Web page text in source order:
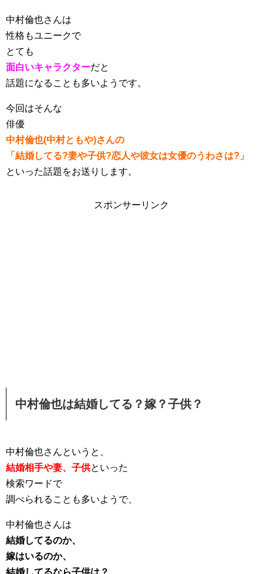
中村倫也さんは
性格もユニークで
とても
面白いキャラクターだと
話題になることも多いようです。
今回はそんな
俳優
中村倫也(中村ともや)さんの
「結婚してる?妻や子供?恋人や彼女は女優のうわさは?」
といった話題をお送りします。
スポンサーリンク
中村倫也は結婚してる？嫁？子供？
中村倫也さんというと、
結婚相手や妻、子供といった
検索ワードで
調べられることも多いようで、
中村倫也さんは
結婚してるのか、
嫁はいるのか、
結婚してるなら子供は？